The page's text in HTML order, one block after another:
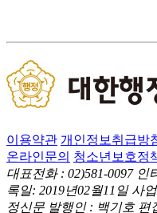
이용약관 개인정보취급방
온라인문의 청소년보호정
대표전화 : 02)581-0097 인
록일: 2019년02월11일 사
정신문 발행인 : 백기호 편